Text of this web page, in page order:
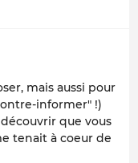
mais aussi pour
informer" !)
que vous
tenait à coeur de